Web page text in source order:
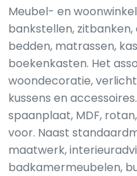
Meubel- en
bankstellen,
bedden, matrassen,
boekenkasten. Het
woondecoratie,
kussens en
spaanplaat, MDF,
voor. Naast
maatwerk,
badkamermeubelen,